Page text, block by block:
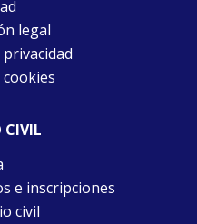
legal
CIVIL
e inscripciones
civil